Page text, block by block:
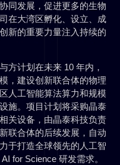
同发展，促进更多的生物
在大湾区孵化、设立、成
新的重要力量注入持续的
方计划在未来 10 年内，
，建设创新联合体的物理
人工智能算法算力和规模
施。项目计划将采购晶泰
关设备，由晶泰科技负责
联合体的后续发展，自动
于打造全球领先的人工智
for Science 研发需求。